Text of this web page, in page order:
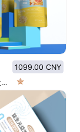
1099.00 CNY
空想包装设计师